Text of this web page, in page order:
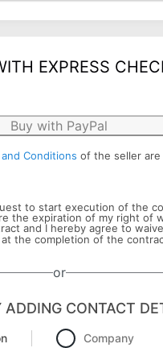
EXPRESS
Buy with PayPal
Conditions of the seller are
to start execution of the
the expiration of my right of
and I hereby agree to
at the completion of the
or
ADDING CONTACT
Company